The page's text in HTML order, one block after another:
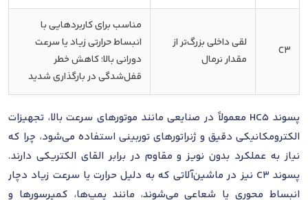
C3
لقی داخلی بزرگ‌تر از
مقدار نرمال
مناسب برای کاربردهایی با
انبساط حرارتی زیاد یا سرعت
دورانی بالا؛ کاهش خطر
قفل‌شدگی در بارگذاری شدید
پسوند HC5 معمولاً در صنایعی مانند موتورهای سرعت بالا، تجهیزات
الکترومکانیکی دقیق و ژنراتورهای توربینی استفاده می‌شود، چرا که
نیاز به عملکرد بدون نویز و مقاوم در برابر القای الکتریکی دارند.
پسوند C3 نیز در ماشین‌آلاتی که به دلیل حرارت یا سرعت زیاد دچار
انبساط محوری یا شعاعی می‌شوند، مانند پمپ‌ها، کمپرسورها و